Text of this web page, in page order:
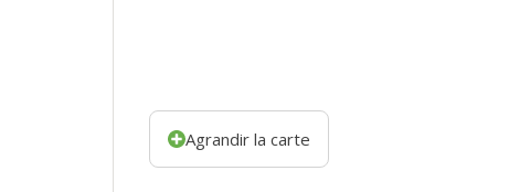
Agrandir la carte